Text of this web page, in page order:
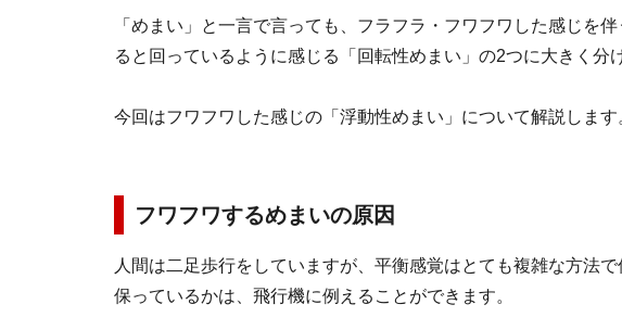
「めまい」と一言で言っても、フラフラ・フワフワした感じを
ると回っているように感じる「回転性めまい」の2つに大きく分
今回はフワフワした感じの「浮動性めまい」について解説します
フワフワするめまいの原因
人間は二足歩行をしていますが、平衡感覚はとても複雑な方法
保っているかは、飛行機に例えることができます。